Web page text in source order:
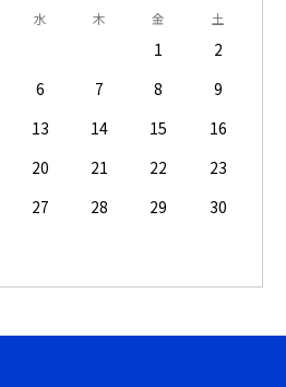
水 木 金 土
1
2
6 7 8
9
13 14 15
16
20 21 22
23
27 28 29
30